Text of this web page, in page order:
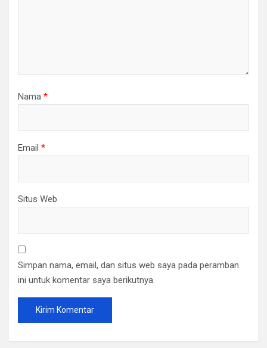
Nama *
Email *
Situs Web
Simpan nama, email, dan situs web saya pada peramban
ini untuk komentar saya berikutnya.